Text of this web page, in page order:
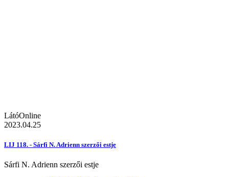
LátóOnline
2023.04.25
LIJ 118. - Sárfi N. Adrienn szerzői estje
Sárfi N. Adrienn szerzői estje